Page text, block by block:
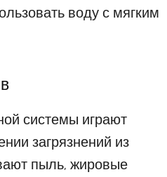
воду с мягким
системы играют
загрязнений из
пыль, жировые